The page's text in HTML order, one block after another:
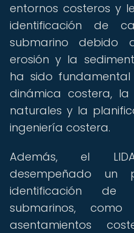
entornos costeros y
identificación de
submarino debido
erosión y la
ha sido
dinámica costera, la
naturales y la
ingeniería costera.
Además, el
desempeñado
identificación de
submarinos,
asentamientos